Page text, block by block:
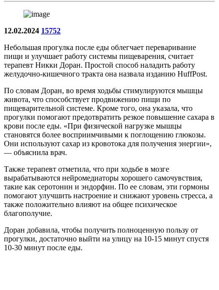
12.02.2024 15752
Небольшая прогулка после еды облегчает переваривание
пищи и улучшает работу системы пищеварения, считает
терапевт Никки Доран. Простой способ наладить работу
желудочно-кишечного тракта она назвала изданию HuffPost.
По словам Доран, во время ходьбы стимулируются мышцы
живота, что способствует продвижению пищи по
пищеварительной системе. Кроме того, она указала, что
прогулки помогают предотвратить резкое повышение сахара в
крови после еды. «При физической нагрузке мышцы
становятся более восприимчивыми к поглощению глюкозы.
Они используют сахар из кровотока для получения энергии»,
— объяснила врач.
Также терапевт отметила, что при ходьбе в мозге
вырабатываются нейромедиаторы хорошего самочувствия,
такие как серотонин и эндорфин. По ее словам, эти гормоны
помогают улучшить настроение и снижают уровень стресса, а
также положительно влияют на общее психическое
благополучие.
Доран добавила, чтобы получить полноценную пользу от
прогулки, достаточно выйти на улицу на 10-15 минут спустя
10-30 минут после еды.